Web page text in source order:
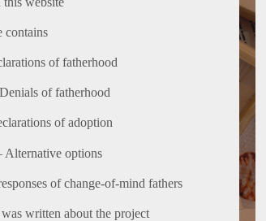
contains:
of fatherhood
of fatherhood
of adoption
Alternative options
of change-of-mind fathers
written about the project